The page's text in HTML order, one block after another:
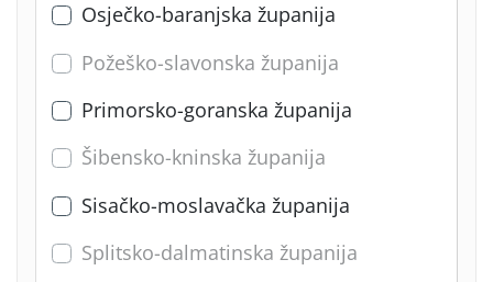
Osječko-baranjska županija
Požeško-slavonska županija
Primorsko-goranska županija
Šibensko-kninska županija
Sisačko-moslavačka županija
Splitsko-dalmatinska županija